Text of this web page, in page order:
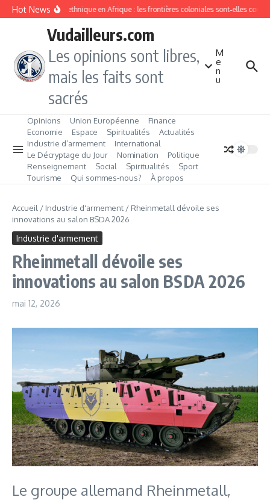
Aller au contenu
Hot NewsDivision ethnique en Afrique : les frontières coloniales sont‑elles
Vudailleurs.com
Les opinions sont libres,
mais les faits sont
sacrés
M
e
n
u
Opinions Union Européenne
Finance
Economie
Espace Spiritualités
Actualités
Industrie d’armement
International
Le Décryptage du Jour
Nomination
Politique
Renseignement
Social Spiritualités
Sport
Tourisme
Qui sommes‑nous? À propos
Accueil / Industrie d'armement / Rheinmetall dévoile ses
innovations au salon BSDA 2026
Industrie d'armement
Rheinmetall dévoile ses
innovations au salon BSDA 2026
mai 12, 2026
Le groupe allemand Rheinmetall,